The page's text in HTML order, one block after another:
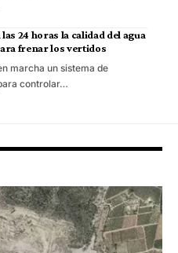
24 horas la calidad del agua
frenar los vertidos
marcha un sistema de
controlar…